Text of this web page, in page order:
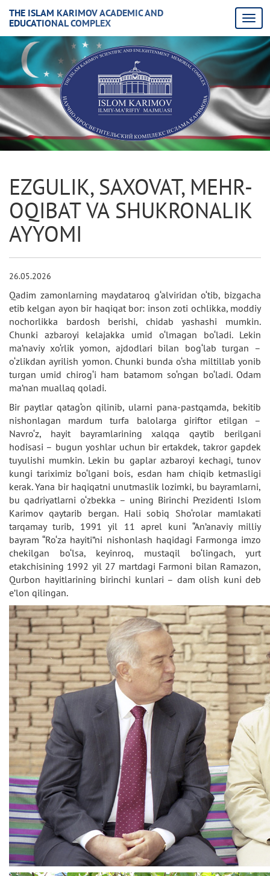
THE ISLAM KARIMOV ACADEMIC AND
EDUCATIONAL COMPLEX
EZGULIK, SAXOVAT, MEHR-
OQIBAT VA SHUKRONALIK
AYYOMI
26.05.2026
Qadim zamonlarning maydataroq g‘alviridan o‘tib, bizgacha
etib kelgan ayon bir haqiqat bor: inson zoti ochlikka, moddiy
nochorlikka bardosh berishi, chidab yashashi mumkin.
Chunki azbaroyi kelajakka umid o‘lmagan bo‘ladi. Lekin
ma’naviy xo‘rlik yomon, ajdodlari bilan bog‘lab turgan –
o‘zlikdan ayrilish yomon. Chunki bunda o‘sha miltillab yonib
turgan umid chirog‘i ham batamom so‘ngan bo‘ladi. Odam
ma’nan muallaq qoladi.
Bir paytlar qatag‘on qilinib, ularni pana-pastqamda, bekitib
nishonlagan mardum turfa balolarga giriftor etilgan –
Navro‘z, hayit bayramlarining xalqqa qaytib berilgani
hodisasi – bugun yoshlar uchun bir ertakdek, takror gapdek
tuyulishi mumkin. Lekin bu gaplar azbaroyi kechagi, tunov
kungi tariximiz bo‘lgani bois, esdan ham chiqib ketmasligi
kerak. Yana bir haqiqatni unutmaslik lozimki, bu bayramlarni,
bu qadriyatlarni o‘zbekka – uning Birinchi Prezidenti Islom
Karimov qaytarib bergan. Hali sobiq Sho‘rolar mamlakati
tarqamay turib, 1991 yil 11 aprel kuni “An’anaviy milliy
bayram “Ro‘za hayiti”ni nishonlash haqidagi Farmonga imzo
chekilgan bo‘lsa, keyinroq, mustaqil bo‘lingach, yurt
etakchisining 1992 yil 27 martdagi Farmoni bilan Ramazon,
Qurbon hayitlarining birinchi kunlari – dam olish kuni deb
e’lon qilingan.